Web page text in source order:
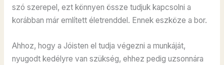
szó szerepel, ezt könnyen össze tudjuk kapcsolni a
korábban már említett életrenddel. Ennek eszköze a bor.
Ahhoz, hogy a Jóisten el tudja végezni a munkáját,
nyugodt kedélyre van szükség, ehhez pedig uzsonnára